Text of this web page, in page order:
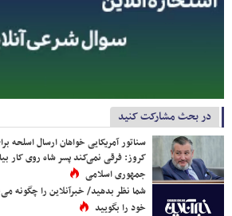
در بحث مشارکت کنید
سناتور آمریکایی خواهان ارسال
کروز: فرقی نمی‌کند پسر شاه روی کار
جمهوری اسلامی
شما نظر بدهید/ خبرآنلاین را چگونه
خود را بگویید